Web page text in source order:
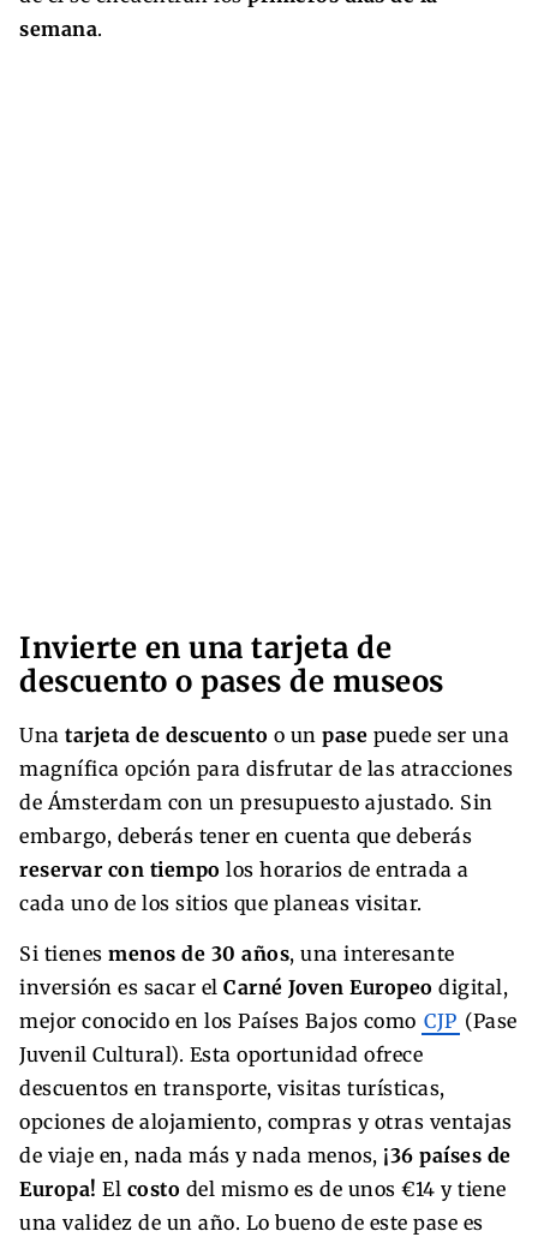
semana.
Invierte en una tarjeta de
descuento o pases de museos
Una tarjeta de descuento o un pase puede ser una
magnífica opción para disfrutar de las atracciones
de Ámsterdam con un presupuesto ajustado. Sin
embargo, deberás tener en cuenta que deberás
reservar con tiempo los horarios de entrada a
cada uno de los sitios que planeas visitar.
Si tienes menos de 30 años, una interesante
inversión es sacar el Carné Joven Europeo digital,
mejor conocido en los Países Bajos como CJP (Pase
Juvenil Cultural). Esta oportunidad ofrece
descuentos en transporte, visitas turísticas,
opciones de alojamiento, compras y otras ventajas
de viaje en, nada más y nada menos, ¡36 países de
Europa! El costo del mismo es de unos €14 y tiene
una validez de un año. Lo bueno de este pase es